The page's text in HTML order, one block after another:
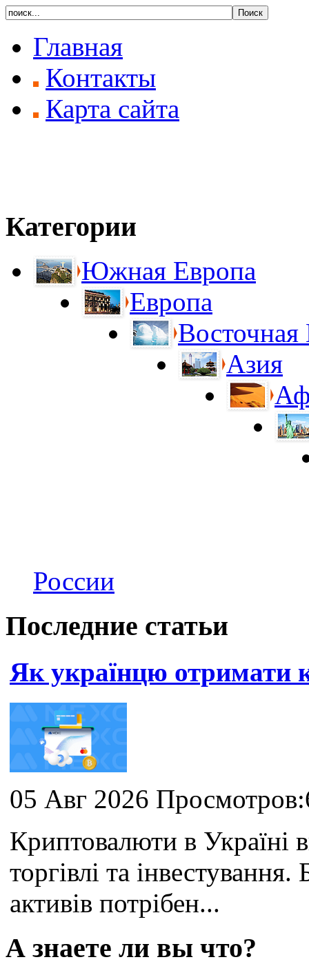
Главная
Контакты
Карта сайта
Категории
Южная Европа
Европа
Восточная
Азия
России
Последние статьи
Як українцю отримати
05 Авг 2026
Криптовалюти в Україні
торгівлі та
активів потрібен...
А знаете ли вы что?